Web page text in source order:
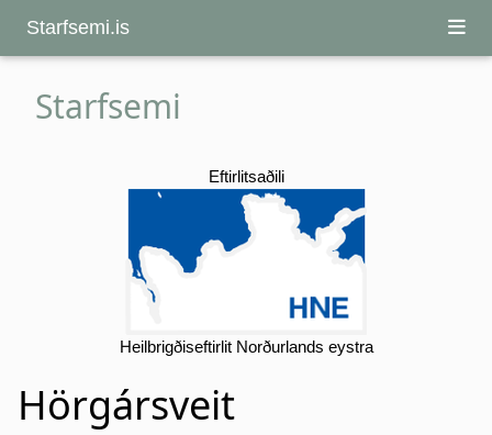
Starfsemi.is
Starfsemi
Eftirlitsaðili
Heilbrigðiseftirlit Norðurlands eystra
Hörgársveit